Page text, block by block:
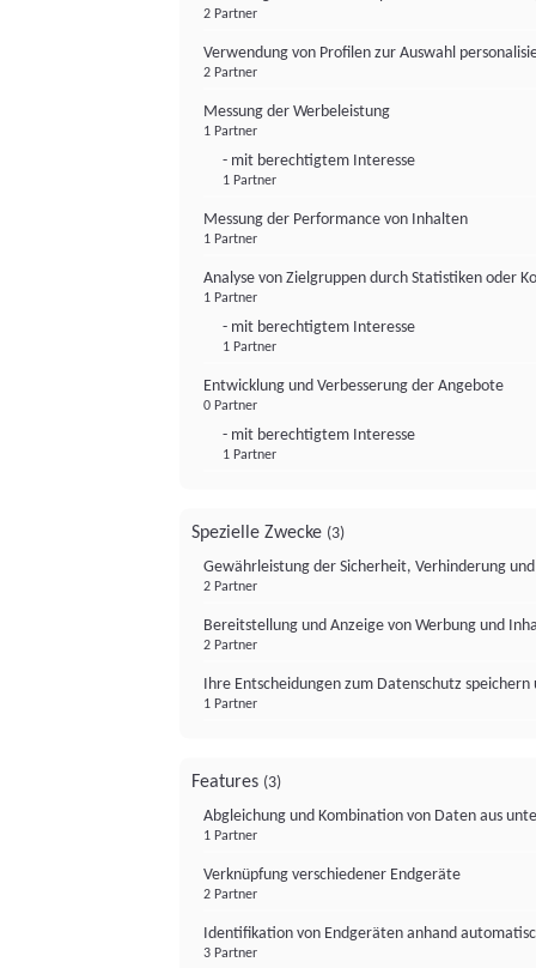
2 Partner
Verwendung von Profilen zur Auswahl
2 Partner
Messung der Werbeleistung
1 Partner
- mit berechtigtem Interesse
1 Partner
Messung der Performance von Inhalten
1 Partner
Analyse von Zielgruppen durch Statistiken oder
1 Partner
- mit berechtigtem Interesse
1 Partner
Entwicklung und Verbesserung der Angebote
0 Partner
- mit berechtigtem Interesse
1 Partner
Spezielle Zwecke (3)
Gewährleistung der Sicherheit, Verhinderung
2 Partner
Bereitstellung und Anzeige von Werbung und
2 Partner
Ihre Entscheidungen zum Datenschutz
1 Partner
Features (3)
Abgleichung und Kombination von Daten aus
1 Partner
Verknüpfung verschiedener Endgeräte
2 Partner
Identifikation von Endgeräten anhand
3 Partner